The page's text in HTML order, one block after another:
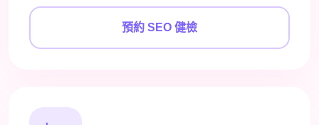
預約 SEO 健檢